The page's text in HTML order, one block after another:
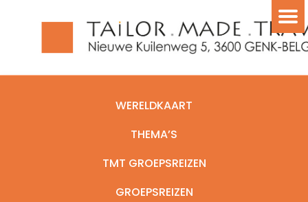
WERELDKAART
THEMA’S
TMT GROEPSREIZEN
GROEPSREIZEN